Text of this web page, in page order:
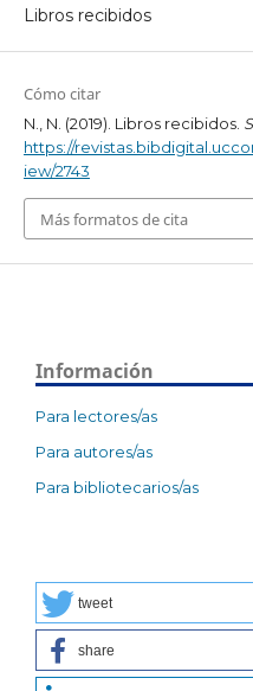
Libros recibidos
Cómo citar
N., N. (2019). Libros recibidos.
https://
iew/2743
Más formatos de cita
Información
Para lectores/as
Para autores/as
Para bibliotecarios/as
tweet
share